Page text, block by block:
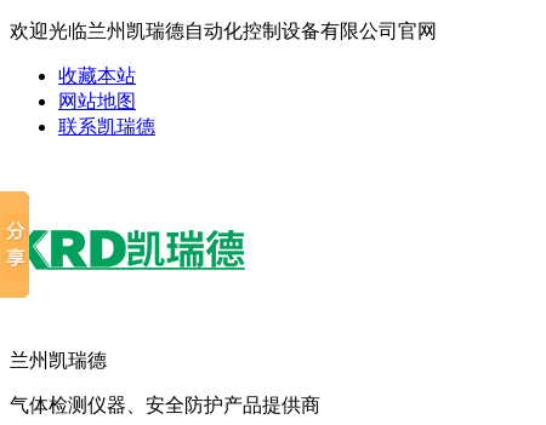
欢迎光临兰州凯瑞德自动化控制设备有限公司官网
收藏本站
网站地图
联系凯瑞德
兰州凯瑞德
气体检测仪器、安全防护产品提供商